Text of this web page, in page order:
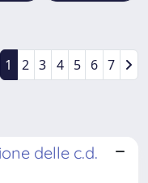
1 2 3 4 5 6 7
delle c.d.